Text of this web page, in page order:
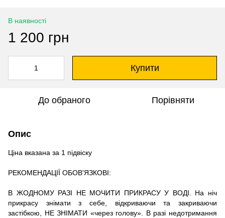
В наявності
1 200 грн
Купити
До обраного Порівняти
Опис
Ціна вказана за 1 підвіску
РЕКОМЕНДАЦІЇ ОБОВʹЯЗКОВІ:
В ЖОДНОМУ РАЗІ НЕ МОЧИТИ ПРИКРАСУ У ВОДІ. На ніч
прикрасу знімати з себе, відкриваючи та закриваючи
застібкою, НЕ ЗНІМАТИ «через голову». В разі недотримання